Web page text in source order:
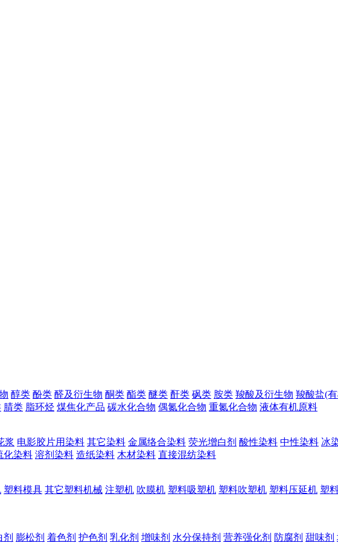
醇类 酚类 醛及衍生物 酮类 酯类 醚类 酐类 砜类 胺类 羧酸及衍生物 羧酸盐(有
腈类 脂环烃 煤焦化产品 碳水化合物 偶氮化合物 重氮化合物 液体有机原料
浆 电影胶片用染料 其它染料 金属络合染料 荧光增白剂 酸性染料 中性染料 冰
化染料 溶剂染料 造纸染料 木材染料 直接混纺染料
塑料模具 其它塑料机械 注塑机 吹膜机 塑料吸塑机 塑料吹塑机 塑料压延机 塑
剂 膨松剂 着色剂 护色剂 乳化剂 增味剂 水分保持剂 营养强化剂 防腐剂 甜味剂